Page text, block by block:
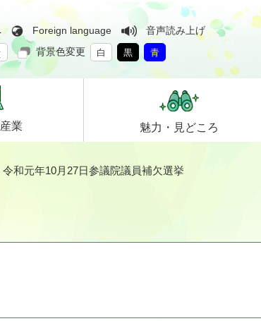
Foreign language
音声読み上げ
背景色変更 白 黒 青
産業 魅力・ 見どころ
令和元年10月27日参議院議員補欠選挙